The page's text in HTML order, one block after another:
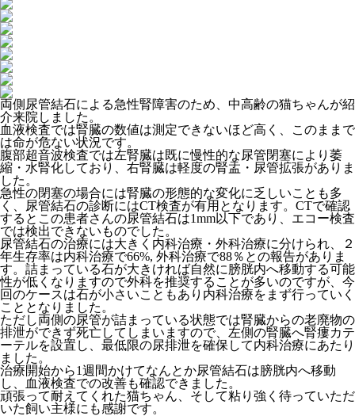
両側尿管結石による急性腎障害のため、中高齢の猫ちゃんが紹
介来院しました。
血液検査では腎臓の数値は測定できないほど高く、このままで
は命が危ない状況です。
腹部超音波検査では左腎臓は既に慢性的な尿管閉塞により萎
縮・水腎化しており、右腎臓は軽度の腎盂・尿管拡張がありま
した。
急性の閉塞の場合には腎臓の形態的な変化に乏しいことも多
く、尿管結石の診断にはCT検査が有用となります。CTで確認
するとこの患者さんの尿管結石は1mm以下であり、エコー検査
では検出できないものでした。
尿管結石の治療には大きく内科治療・外科治療に分けられ、２
年生存率は内科治療で66%, 外科治療で88％との報告がありま
す。詰まっている石が大きければ自然に膀胱内へ移動する可能
性が低くなりますので外科を推奨することが多いのですが、今
回のケースは石が小さいこともあり内科治療をまず行っていく
こととなりました。
ただし両側の尿管が詰まっている状態では腎臓からの老廃物の
排泄ができず死亡してしまいますので、左側の腎臓へ腎瘻カテ
ーテルを設置し、最低限の尿排泄を確保して内科治療にあたり
ました。
治療開始から1週間かけてなんとか尿管結石は膀胱内へ移動
し、血液検査での改善も確認できました。
頑張って耐えてくれた猫ちゃん、そして粘り強く待っていただ
いた飼い主様にも感謝です。